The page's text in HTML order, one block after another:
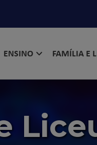
ENSINO FAMÍLIA E